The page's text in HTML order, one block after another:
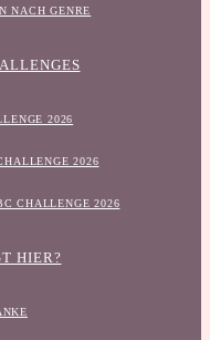
NACH GENRE
2026
2026
CHALLENGE 2026
HIER?